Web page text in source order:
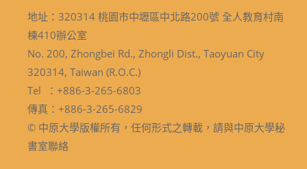
地址：320314 桃園市中壢區中北路200號 全人教育村南
棟410辦公室
No. 200, Zhongbei Rd., Zhongli Dist., Taoyuan City
320314, Taiwan (R.O.C.)
Tel ：+886-3-265-6803
傳真：+886-3-265-6829
© 中原大學版權所有，任何形式之轉載，請與中原大學秘
書室聯絡